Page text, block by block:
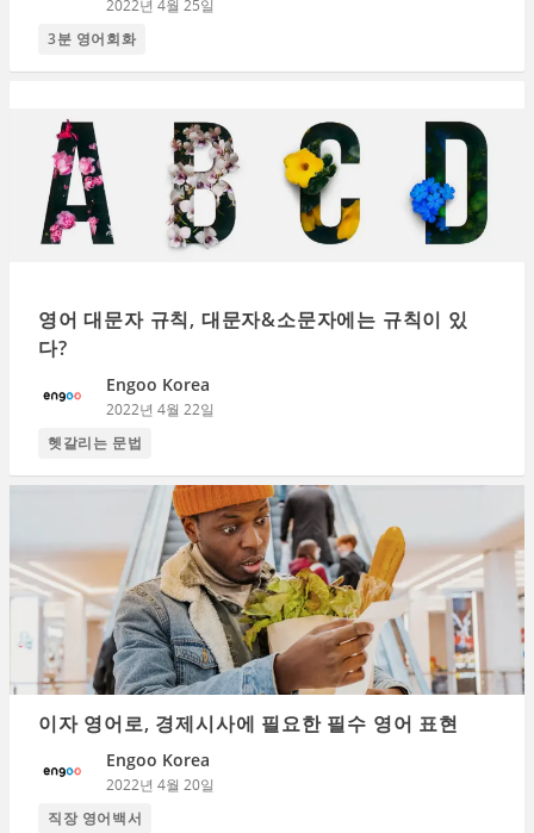
2022년 4월 25일
3분 영어회화
영어 대문자 규칙, 대문자&소문자에는 규칙이 있
다?
Engoo Korea
2022년 4월 22일
헷갈리는 문법
이자 영어로, 경제시사에 필요한 필수 영어 표현
Engoo Korea
2022년 4월 20일
직장 영어백서